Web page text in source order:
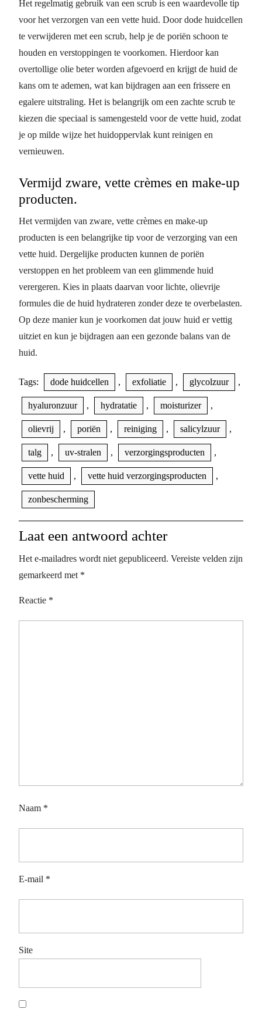
Het regelmatig gebruik van een scrub is een waardevolle tip
voor het verzorgen van een vette huid. Door dode huidcellen
te verwijderen met een scrub, help je de poriën schoon te
houden en verstoppingen te voorkomen. Hierdoor kan
overtollige olie beter worden afgevoerd en krijgt de huid de
kans om te ademen, wat kan bijdragen aan een frissere en
egalere uitstraling. Het is belangrijk om een zachte scrub te
kiezen die speciaal is samengesteld voor de vette huid, zodat
je op milde wijze het huidoppervlak kunt reinigen en
vernieuwen.
Vermijd zware, vette crèmes en make-up
producten.
Het vermijden van zware, vette crèmes en make-up
producten is een belangrijke tip voor de verzorging van een
vette huid. Dergelijke producten kunnen de poriën
verstoppen en het probleem van een glimmende huid
verergeren. Kies in plaats daarvan voor lichte, olievrije
formules die de huid hydrateren zonder deze te overbelasten.
Op deze manier kun je voorkomen dat jouw huid er vettig
uitziet en kun je bijdragen aan een gezonde balans van de
huid.
Tags: dode huidcellen , exfoliatie , glycolzuur ,
hyaluronzuur , hydratatie , moisturizer ,
olievrij , poriën , reiniging , salicylzuur ,
talg , uv-stralen , verzorgingsproducten ,
vette huid , vette huid verzorgingsproducten ,
zonbescherming
Laat een antwoord achter
Het e-mailadres wordt niet gepubliceerd. Vereiste velden zijn
gemarkeerd met *
Reactie *
Naam *
E-mail *
Site